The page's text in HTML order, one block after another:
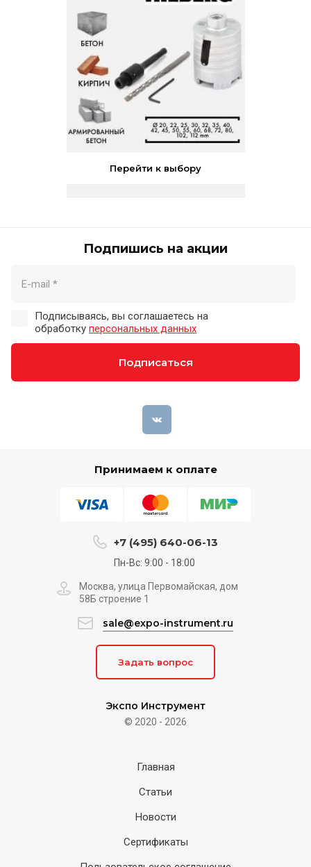
Перейти к выбору
Подпишись на акции
Подписываясь, вы соглашаетесь на
обработку персональных данных
Подписаться
Принимаем к оплате
Экспо Инструмент
© 2020 - 2026
+7 (495) 640-06-13
Пн-Вс: 9:00 - 18:00
Москва, улица Первомайская, дом
58Б строение 1
sale@expo-instrument.ru
Задать вопрос
Главная
Статьи
Новости
Сертификаты